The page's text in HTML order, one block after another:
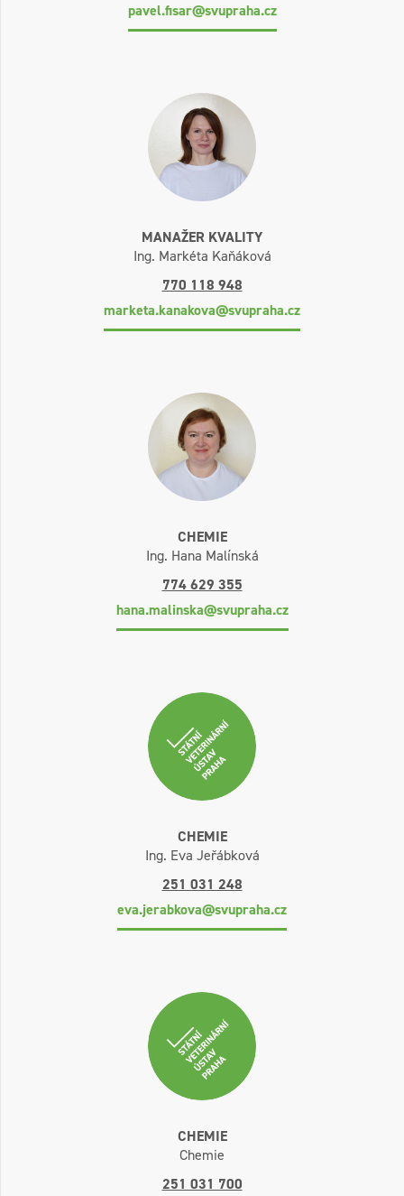
pavel.fisar@svupraha.cz
MANAŽER KVALITY
Ing. Markéta Kaňáková
770 118 948
marketa.kanakova@svupraha.cz
CHEMIE
Ing. Hana Malínská
774 629 355
hana.malinska@svupraha.cz
CHEMIE
Ing. Eva Jeřábková
251 031 248
eva.jerabkova@svupraha.cz
CHEMIE
Chemie
251 031 700